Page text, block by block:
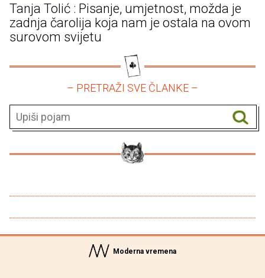
Tanja Tolić : Pisanje, umjetnost, možda je
zadnja čarolija koja nam je ostala na ovom
surovom svijetu
– PRETRAŽI SVE ČLANKE –
Moderna vremena